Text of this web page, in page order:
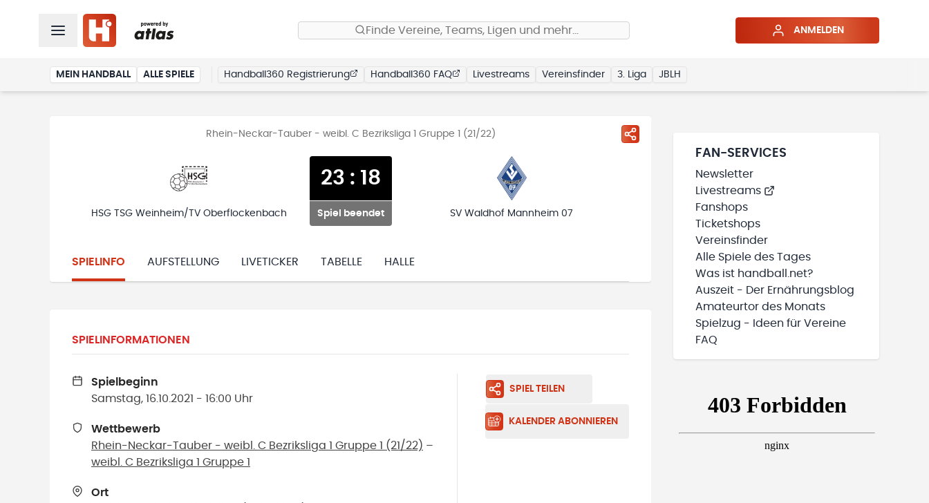
Finde Vereine, Teams, Ligen und mehr… ANMELDEN
MEIN HANDBALL ALLE SPIELE Handball360 Registrierung Handball360 FAQ Livestreams Vereinsfinder 3. Liga JBLH
Rhein-Neckar-Tauber - weibl. C Bezriksliga 1 Gruppe 1 (21/22)
HSG TSG Weinheim/TV Oberflockenbach
23 : 18
Spiel beendet SV Waldhof Mannheim 07
SPIELINFO AUFSTELLUNG LIVETICKER TABELLE HALLE
SPIELINFORMATIONEN
Spielbeginn
Samstag, 16.10.2021 - 16:00 Uhr
Wettbewerb
Rhein-Neckar-Tauber - weibl. C Bezriksliga 1 Gruppe 1 (21/22) –
weibl. C Bezriksliga 1 Gruppe 1
Ort
SPIEL TEILEN
KALENDER ABONNIEREN
FAN-SERVICES
Newsletter
Livestreams
Fanshops
Ticketshops
Vereinsfinder
Alle Spiele des Tages
Was ist handball.net?
Auszeit - Der Ernährungsblog
Amateurtor des Monats
Spielzug - Ideen für Vereine
FAQ